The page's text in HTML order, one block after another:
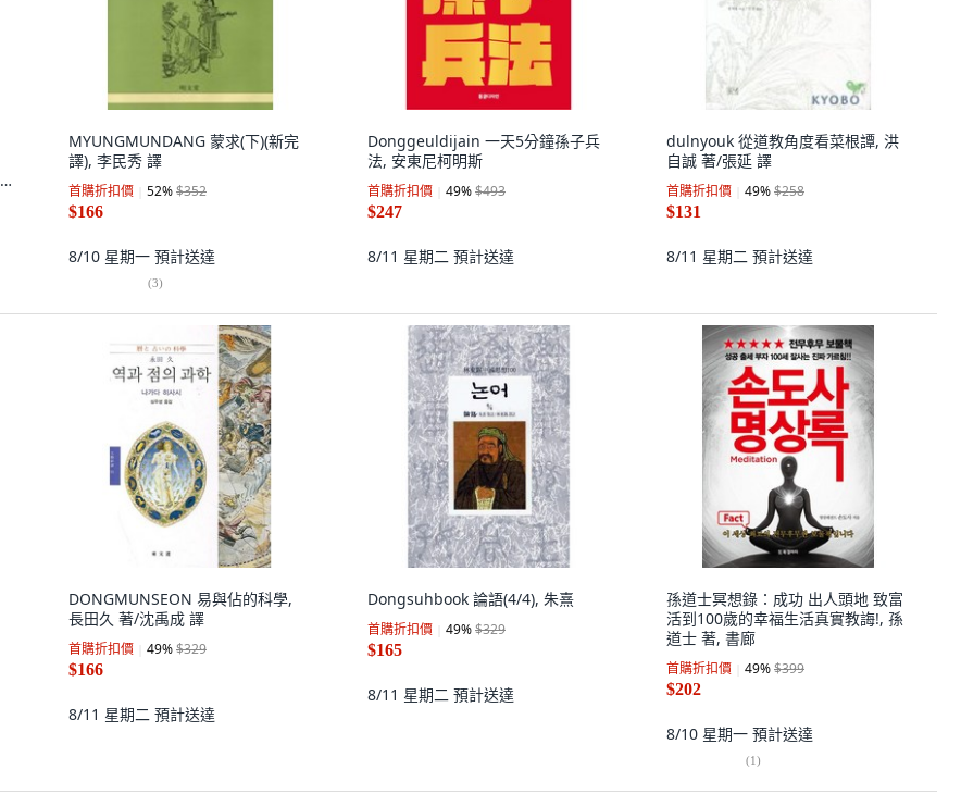
MYUNGMUNDANG 蒙求(下)(新完
譯), 李民秀 譯
首購折扣價 52%$352
$166
8/10 星期一 預計送達
(3)
Donggeuldijain 一天5分鐘孫子兵
法, 安東尼柯明斯
首購折扣價 49%$493
$247
8/11 星期二 預計送達
dulnyouk 從道教角度看菜根譚, 洪
自誠 著/張延 譯
首購折扣價 49%$258
$131
8/11 星期二 預計送達
DONGMUNSEON 易與佔的科學,
長田久 著/沈禹成 譯
首購折扣價 49%$329
$166
8/11 星期二 預計送達
Dongsuhbook 論語(4/4), 朱熹
首購折扣價 49%$329
$165
8/11 星期二 預計送達
孫道士冥想錄：成功 出人頭地 致富
活到100歲的幸福生活真實教誨!, 孫
道士 著, 書廊
首購折扣價 49%$399
$202
8/10 星期一 預計送達
(1)